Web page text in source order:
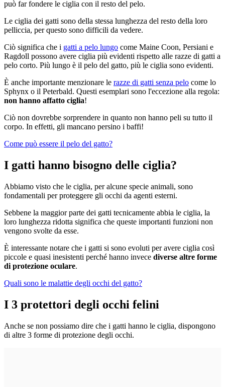
può far fondere le ciglia con il resto del pelo.
Le ciglia dei gatti sono della stessa lunghezza del resto della loro
pelliccia, per questo sono difficili da vedere.
Ciò significa che i gatti a pelo lungo come Maine Coon, Persiani e
Ragdoll possono avere ciglia più evidenti rispetto alle razze di gatti a
pelo corto. Più lungo è il pelo del gatto, più le ciglia sono evidenti.
È anche importante menzionare le razze di gatti senza pelo come lo
Sphynx o il Peterbald. Questi esemplari sono l'eccezione alla regola:
non hanno affatto ciglia!
Ciò non dovrebbe sorprendere in quanto non hanno peli su tutto il
corpo. In effetti, gli mancano persino i baffi!
Come può essere il pelo del gatto?
I gatti hanno bisogno delle ciglia?
Abbiamo visto che le ciglia, per alcune specie animali, sono
fondamentali per proteggere gli occhi da agenti esterni.
Sebbene la maggior parte dei gatti tecnicamente abbia le ciglia, la
loro lunghezza ridotta significa che queste importanti funzioni non
vengono svolte da esse.
È interessante notare che i gatti si sono evoluti per avere ciglia così
piccole e quasi inesistenti perché hanno invece diverse altre forme
di protezione oculare.
Quali sono le malattie degli occhi del gatto?
I 3 protettori degli occhi felini
Anche se non possiamo dire che i gatti hanno le ciglia, dispongono
di altre 3 forme di protezione degli occhi.